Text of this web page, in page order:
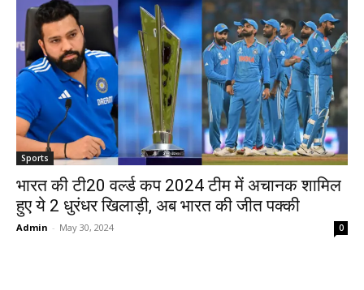
Sports
भारत की टी20 वर्ल्ड कप 2024 टीम में अचानक शामिल
हुए ये 2 धुरंधर खिलाड़ी, अब भारत की जीत पक्की
Admin - May 30, 2024 0